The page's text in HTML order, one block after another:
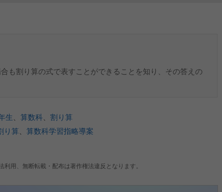
も割り算の式で表すことができることを知り、その答えの
生 算数科
割り算
り算 算数科学習指略導案
利用、無断転載・配布は著作権法違反となります。